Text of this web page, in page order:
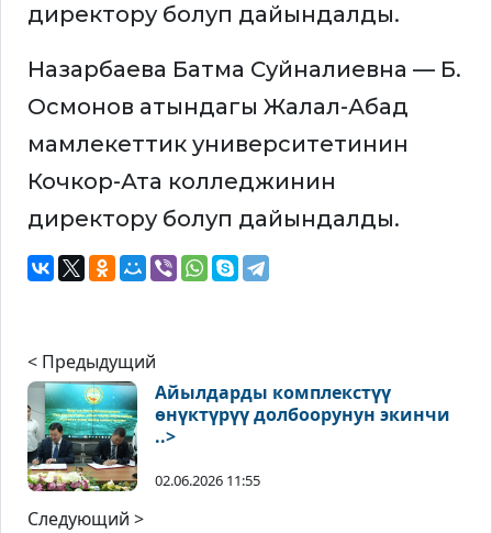
директору болуп дайындалды.
Назарбаева Батма Суйналиевна — Б.
Осмонов атындагы Жалал-Абад
мамлекеттик университетинин
Кочкор-Ата колледжинин
директору болуп дайындалды.
< Предыдущий
Айылдарды комплекстүү
өнүктүрүү долбоорунун экинчи
..>
02.06.2026 11:55
Следующий >